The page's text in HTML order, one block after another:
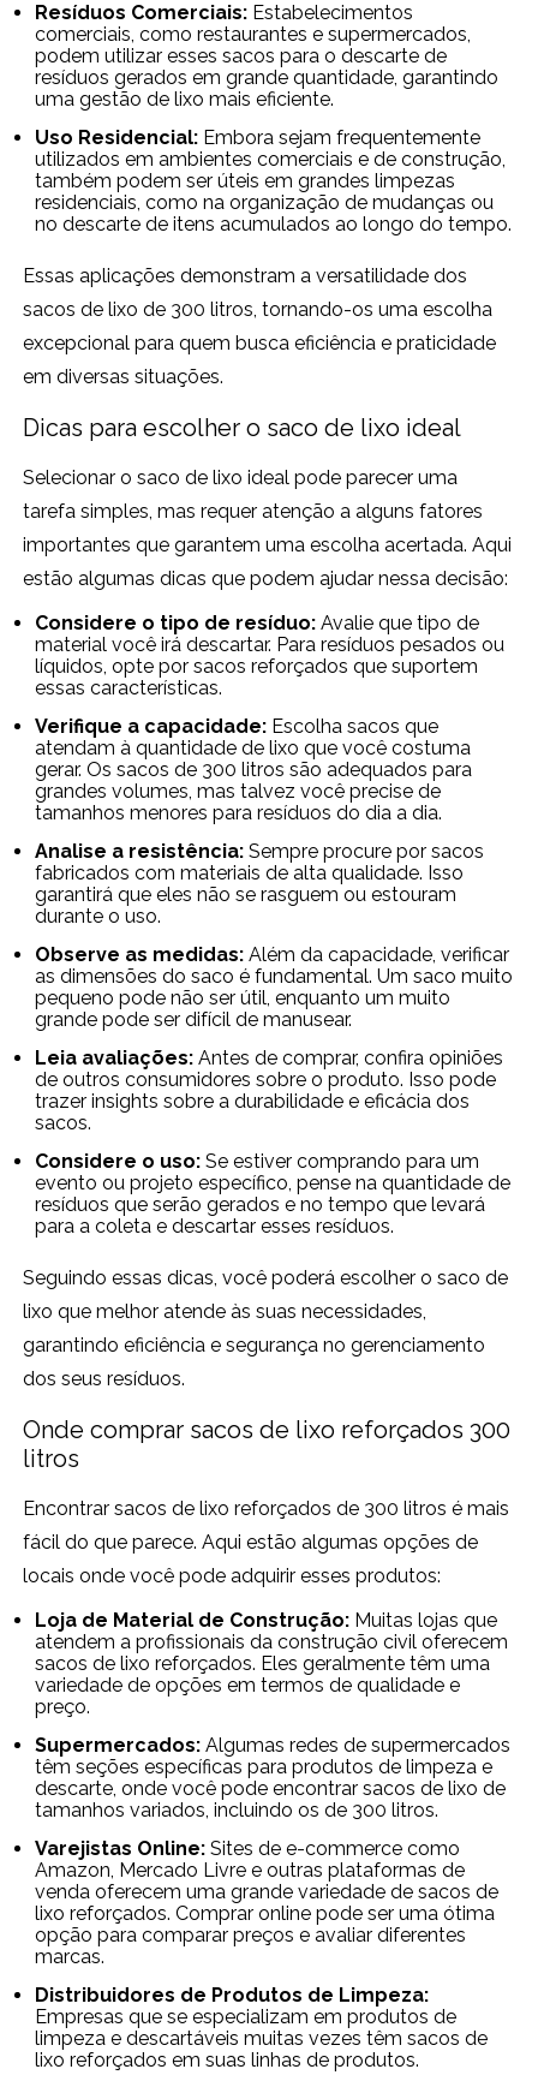
Resíduos Comerciais: Estabelecimentos
comerciais, como restaurantes e supermercados,
podem utilizar esses sacos para o descarte de
resíduos gerados em grande quantidade, garantindo
uma gestão de lixo mais eficiente.
Uso Residencial: Embora sejam frequentemente
utilizados em ambientes comerciais e de construção,
também podem ser úteis em grandes limpezas
residenciais, como na organização de mudanças ou
no descarte de itens acumulados ao longo do tempo.
Essas aplicações demonstram a versatilidade dos
sacos de lixo de 300 litros, tornando-os uma escolha
excepcional para quem busca eficiência e praticidade
em diversas situações.
Dicas para escolher o saco de lixo ideal
Selecionar o saco de lixo ideal pode parecer uma
tarefa simples, mas requer atenção a alguns fatores
importantes que garantem uma escolha acertada. Aqui
estão algumas dicas que podem ajudar nessa decisão:
Considere o tipo de resíduo: Avalie que tipo de
material você irá descartar. Para resíduos pesados ou
líquidos, opte por sacos reforçados que suportem
essas características.
Verifique a capacidade: Escolha sacos que
atendam à quantidade de lixo que você costuma
gerar. Os sacos de 300 litros são adequados para
grandes volumes, mas talvez você precise de
tamanhos menores para resíduos do dia a dia.
Analise a resistência: Sempre procure por sacos
fabricados com materiais de alta qualidade. Isso
garantirá que eles não se rasguem ou estouram
durante o uso.
Observe as medidas: Além da capacidade, verificar
as dimensões do saco é fundamental. Um saco muito
pequeno pode não ser útil, enquanto um muito
grande pode ser difícil de manusear.
Leia avaliações: Antes de comprar, confira opiniões
de outros consumidores sobre o produto. Isso pode
trazer insights sobre a durabilidade e eficácia dos
sacos.
Considere o uso: Se estiver comprando para um
evento ou projeto específico, pense na quantidade de
resíduos que serão gerados e no tempo que levará
para a coleta e descartar esses resíduos.
Seguindo essas dicas, você poderá escolher o saco de
lixo que melhor atende às suas necessidades,
garantindo eficiência e segurança no gerenciamento
dos seus resíduos.
Onde comprar sacos de lixo reforçados 300
litros
Encontrar sacos de lixo reforçados de 300 litros é mais
fácil do que parece. Aqui estão algumas opções de
locais onde você pode adquirir esses produtos:
Loja de Material de Construção: Muitas lojas que
atendem a profissionais da construção civil oferecem
sacos de lixo reforçados. Eles geralmente têm uma
variedade de opções em termos de qualidade e
preço.
Supermercados: Algumas redes de supermercados
têm seções específicas para produtos de limpeza e
descarte, onde você pode encontrar sacos de lixo de
tamanhos variados, incluindo os de 300 litros.
Varejistas Online: Sites de e-commerce como
Amazon, Mercado Livre e outras plataformas de
venda oferecem uma grande variedade de sacos de
lixo reforçados. Comprar online pode ser uma ótima
opção para comparar preços e avaliar diferentes
marcas.
Distribuidores de Produtos de Limpeza:
Empresas que se especializam em produtos de
limpeza e descartáveis muitas vezes têm sacos de
lixo reforçados em suas linhas de produtos.